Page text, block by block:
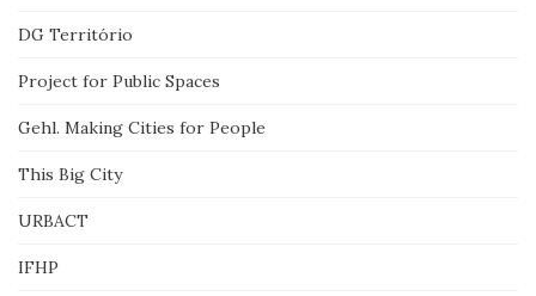
DG Território
Project for Public Spaces
Gehl. Making Cities for People
This Big City
URBACT
IFHP